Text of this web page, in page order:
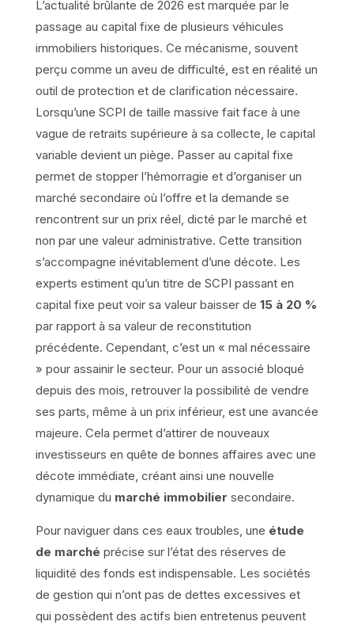
L’actualité brûlante de 2026 est marquée par le
passage au capital fixe de plusieurs véhicules
immobiliers historiques. Ce mécanisme, souvent
perçu comme un aveu de difficulté, est en réalité un
outil de protection et de clarification nécessaire.
Lorsqu’une SCPI de taille massive fait face à une
vague de retraits supérieure à sa collecte, le capital
variable devient un piège. Passer au capital fixe
permet de stopper l’hémorragie et d’organiser un
marché secondaire où l’offre et la demande se
rencontrent sur un prix réel, dicté par le marché et
non par une valeur administrative. Cette transition
s’accompagne inévitablement d’une décote. Les
experts estiment qu’un titre de SCPI passant en
capital fixe peut voir sa valeur baisser de 15 à 20 %
par rapport à sa valeur de reconstitution
précédente. Cependant, c’est un « mal nécessaire
» pour assainir le secteur. Pour un associé bloqué
depuis des mois, retrouver la possibilité de vendre
ses parts, même à un prix inférieur, est une avancée
majeure. Cela permet d’attirer de nouveaux
investisseurs en quête de bonnes affaires avec une
décote immédiate, créant ainsi une nouvelle
dynamique du marché immobilier secondaire.
Pour naviguer dans ces eaux troubles, une étude
de marché précise sur l’état des réserves de
liquidité des fonds est indispensable. Les sociétés
de gestion qui n’ont pas de dettes excessives et
qui possèdent des actifs bien entretenus peuvent